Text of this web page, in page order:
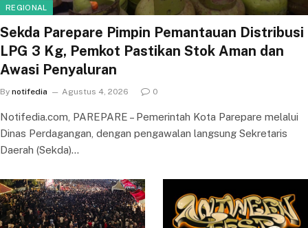
REGIONAL
Sekda Parepare Pimpin Pemantauan Distribusi
LPG 3 Kg, Pemkot Pastikan Stok Aman dan
Awasi Penyaluran
By notifedia Agustus 4, 2026 0
Notifedia.com, PAREPARE – Pemerintah Kota Parepare melalui
Dinas Perdagangan, dengan pengawalan langsung Sekretaris
Daerah (Sekda)…